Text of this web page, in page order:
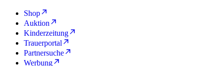
Shop
Auktion
Kinderzeitung
Trauerportal
Partnersuche
Werbung